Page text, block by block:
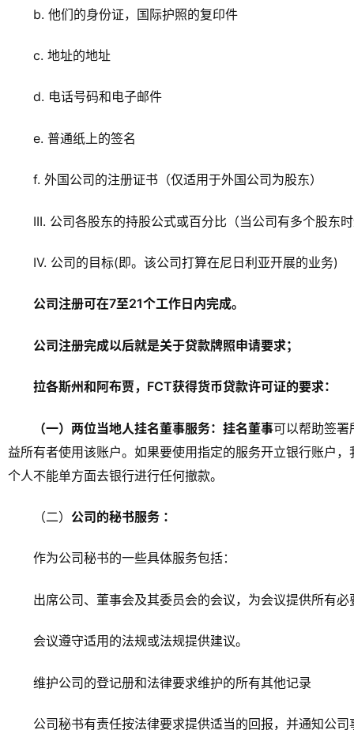
b. 他们的身份证，国际护照的复印件
c. 地址的地址
d. 电话号码和电子邮件
e. 普通纸上的签名
f. 外国公司的注册证书（仅适用于外国公司为股东）
III. 公司各股东的持股公式或百分比（当公司有多个股东
IV. 公司的目标(即。该公司打算在尼日利亚开展的业务)
公司注册可在7至21个工作日内完成。
公司注册完成以后就是关于贷款牌照申请要求；
拉各斯州和阿布贾，FCT获得货币贷款许可证的要求：
（一）两位当地人挂名董事服务：挂名董事可以帮助签署
益所有者使用该账户。如果要使用指定的服务开立银行账户
个人不能单方面去银行进行任何撤款。
（二） 公司的秘书服务 ：
作为公司秘书的一些具体服务包括：
出席公司、董事会及其委员会的会议，为会议提供所有
会议遵守适用的法规或法规提供建议。
维护公司的登记册和法律要求维护的所有其他记录
公司秘书有责任按法律要求提供适当的回报，并通知公